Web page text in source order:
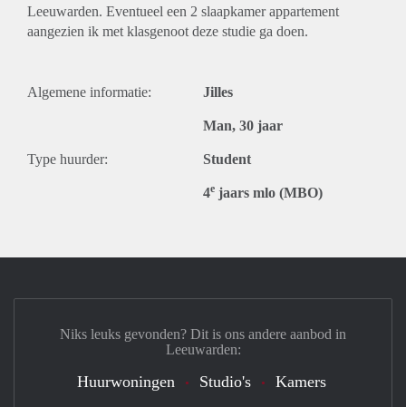
Leeuwarden. Eventueel een 2 slaapkamer appartement
aangezien ik met klasgenoot deze studie ga doen.
Algemene informatie: Jilles
Man, 30 jaar
Type huurder: Student
4e jaars mlo (MBO)
Niks leuks gevonden? Dit is ons andere aanbod in
Leeuwarden:
Huurwoningen Studio's Kamers